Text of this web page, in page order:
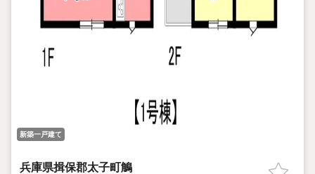
新築一戸建て
兵庫県揖保郡太子町鵤